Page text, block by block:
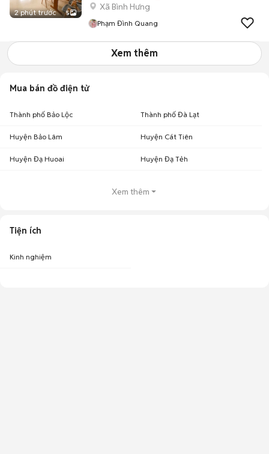
2 phút trước 5
Xã Bình Hưng
Phạm Đình Quang
Xem thêm
Mua bán đồ điện tử
Thành phố Bảo Lộc Thành phố Đà Lạt
Huyện Bảo Lâm Huyện Cát Tiên
Huyện Đạ Huoai Huyện Đạ Tẻh
Xem thêm
Tiện ích
Kinh nghiệm